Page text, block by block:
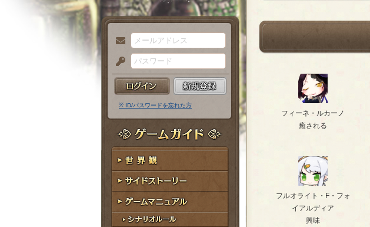
メ
ー
ル
ア
ド
レ
ス
パ
ス
ー
ド
※ ID/パスワードを忘れた方
ゲームガイド
世界観
サイドストーリー
ゲームマニュアル
フィーネ・ルカーノ
癒される
フルオライト・F・フォ
イアルディア
興味